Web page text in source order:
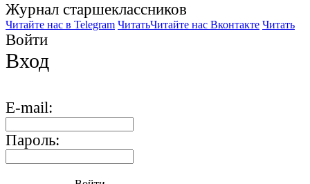
Журнал старшекласcников
Читайте нас в Telegram ЧитатьЧитайте нас Вконтакте Читать
Войти
Вход
E-mail:
Пароль: